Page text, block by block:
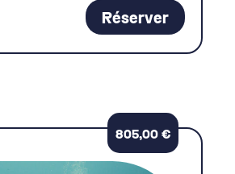
Réserver
805,00 €